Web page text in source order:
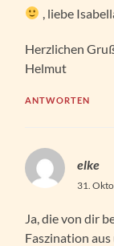
, liebe
Herzlichen
Helmut
ANTWORTEN
elke
31.
Ja, die von dir
Faszination